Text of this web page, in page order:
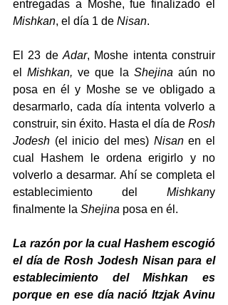
Mishkan, el día 1 de Nisan.
El 23 de Adar, Moshe intenta construir
el Mishkan, ve que la Shejina aún no
posa en él y Moshe se ve obligado a
desarmarlo, cada día intenta volverlo a
construir, sin éxito. Hasta el día de Rosh
Jodesh (el inicio del mes) Nisan en el
cual Hashem le ordena erigirlo y no
volverlo a desarmar. Ahí se completa el
establecimiento del Mishkany
finalmente la Shejina posa en él.
La razón por la cual Hashem escogió
el día de Rosh Jodesh Nisan para el
establecimiento del Mishkan es
porque en ese día nació Itzjak Avinu